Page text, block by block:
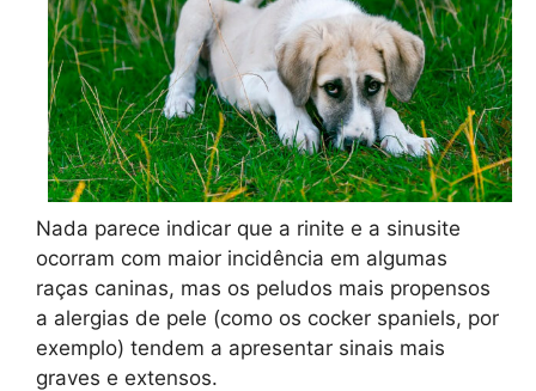
Nada parece indicar que a rinite e a sinusite
ocorram com maior incidência em algumas
raças caninas, mas os peludos mais propensos
a alergias de pele (como os cocker spaniels, por
exemplo) tendem a apresentar sinais mais
graves e extensos.